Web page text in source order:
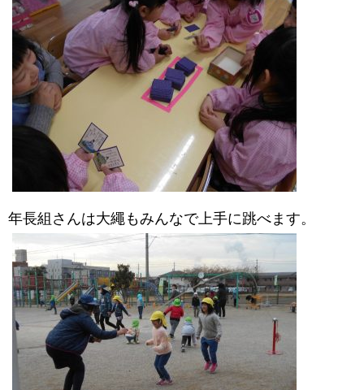
年長組さんは大繩もみんなで上手に跳べます。